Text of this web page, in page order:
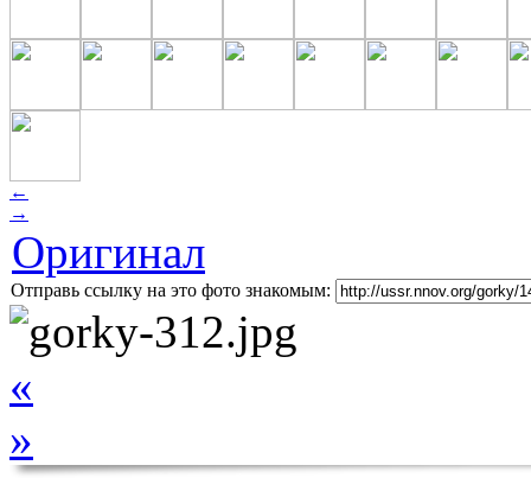
←
→
Оригинал
Отправь ссылку на это фото знакомым:
«
»